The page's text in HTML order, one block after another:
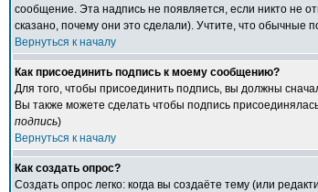
сообщение. Эта надпись не появляется, если никто не
сказано, почему они это сделали). Учтите, что обычные
Вернуться к началу
Как присоединить подпись к моему сообщению?
Для того, чтобы присоединить подпись, вы должны
Вы также можете сделать чтобы подпись
подпись)
Вернуться к началу
Как создать опрос?
Создать опрос легко: когда вы создаёте тему (или